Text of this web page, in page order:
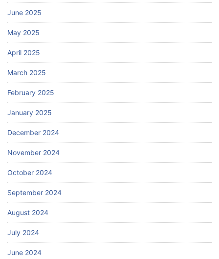
June 2025
May 2025
April 2025
March 2025
February 2025
January 2025
December 2024
November 2024
October 2024
September 2024
August 2024
July 2024
June 2024